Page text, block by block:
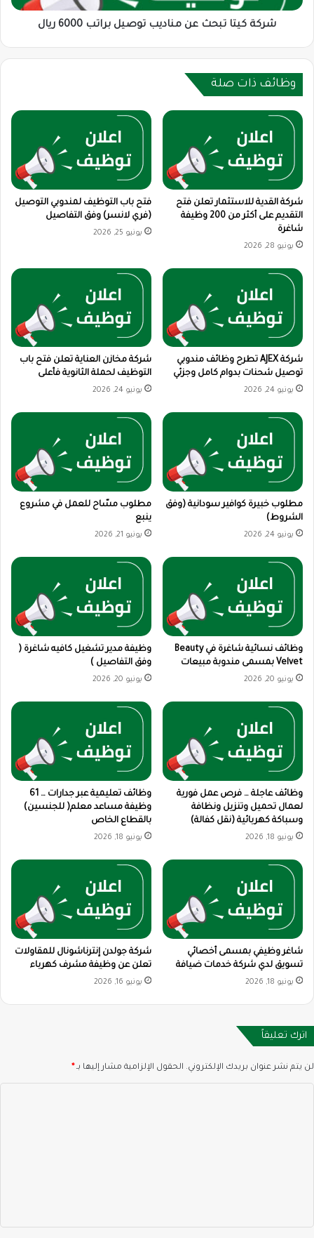
ريال
شركة كيتا تبحث عن مناديب توصيل براتب 6000 ريال
وظائف ذات صلة
شركة القدية للاستثمار تعلن فتح
التقديم على أكثر من 200 وظيفة
شاغرة
يونيو 28, 2026
فتح باب التوظيف لمندوبي التوصيل
(فري لانسر) وفق التفاصيل
يونيو 25, 2026
شركة AJEX تطرح وظائف مندوبي
توصيل شحنات بدوام كامل وجزئي
يونيو 24, 2026
شركة مخازن العناية تعلن فتح باب
التوظيف لحملة الثانوية فأعلى
يونيو 24, 2026
مطلوب خبيرة كوافير سودانية (وفق
الشروط)
يونيو 24, 2026
مطلوب مسّاح للعمل في مشروع
ينبع
يونيو 21, 2026
وظائف نسائية شاغرة في Beauty
Velvet بمسمى مندوبة مبيعات
يونيو 20, 2026
وظيفة مدير تشغيل كافيه شاغرة (
وفق التفاصيل )
يونيو 20, 2026
وظائف عاجلة … فرص عمل فورية
لعمال تحميل وتنزيل ونظافة
وسباكة كهربائية (نقل كفالة)
يونيو 18, 2026
وظائف تعليمية عبر جدارات … 61
وظيفة مساعد معلم( للجنسين)
بالقطاع الخاص
يونيو 18, 2026
شاغر وظيفي بمسمى أخصائي
تسويق لدي شركة خدمات ضيافة
يونيو 18, 2026
شركة جولدن إنترناشونال للمقاولات
تعلن عن وظيفة مشرف كهرباء
يونيو 16, 2026
اترك تعليقاً
لن يتم نشر عنوان بريدك الإلكتروني. الحقول الإلزامية مشار إليها بـ*